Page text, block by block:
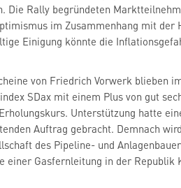
Die Rally begründeten
im Zusammenhang mit der
Einigung könnte die
von Friedrich Vorwerk blieben
SDax mit einem Plus von gut
Unterstützung hatte
Auftrag gebracht. Demnach
des Pipeline- und
einer Gasfernleitung in der Republik